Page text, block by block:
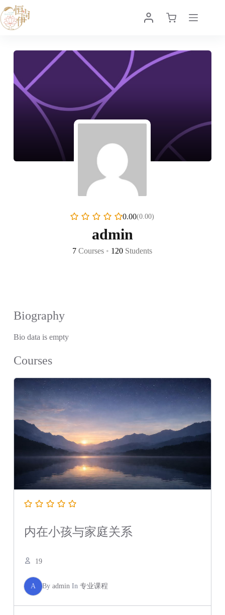
0.00(0.00)
admin
7 Courses • 120 Students
Biography
Bio data is empty
Courses
内在小孩与家庭关系
19
A By adminIn 专业课程